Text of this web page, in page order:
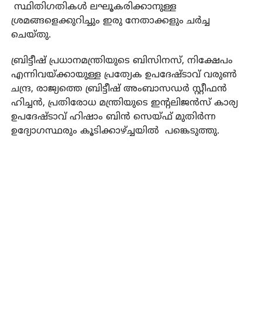
സ്ഥിതിഗതികൾ ലഘൂകരിക്കാനുള്ള
ശ്രമങ്ങളെക്കുറിച്ചും ഇരു നേതാക്കളും ചർച്ച
ചെയ്തു.
ബ്രിട്ടീഷ് പ്രധാനമന്ത്രിയുടെ ബിസിനസ്, നിക്ഷേപം
എന്നിവയ്ക്കായുള്ള പ്രത്യേക ഉപദേഷ്ടാവ് വരുൺ
ചന്ദ്ര, രാജ്യത്തെ ബ്രിട്ടീഷ് അംബാസഡർ സ്റ്റീഫൻ
ഹിച്ചൻ, പ്രതിരോധ മന്ത്രിയുടെ ഇന്റലിജൻസ് കാര്യ
ഉപദേഷ്ടാവ് ഹിഷാം ബിൻ സെയ്ഫ് മുതിർന്ന
ഉദ്യോഗസ്ഥരും കൂടിക്കാഴ്ച്ചയിൽ പങ്കെടുത്തു.